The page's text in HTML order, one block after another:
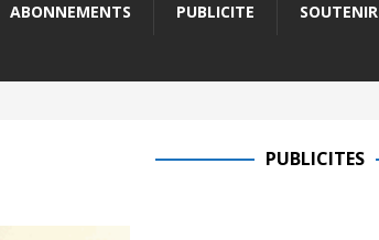
ABONNEMENTS PUBLICITE SOUTENIR
PUBLICITES